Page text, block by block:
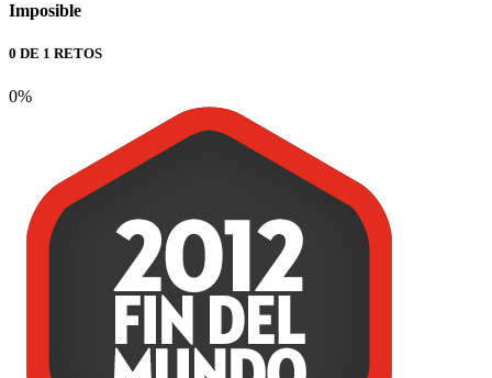
Imposible
0 DE 1 RETOS
0%